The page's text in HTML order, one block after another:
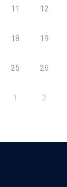
11 12
18 19
25 26
1 2